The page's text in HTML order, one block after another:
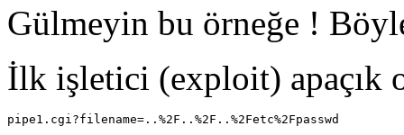
Gülmeyin bu örneğe !
İlk işletici (exploit) apaçık